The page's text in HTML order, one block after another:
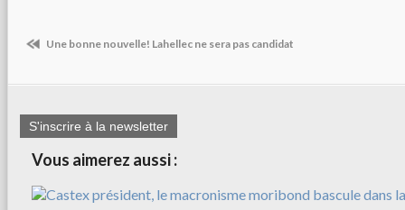
Une bonne nouvelle! Lahellec ne sera pas candidat
S'inscrire à la newsletter
Vous aimerez aussi :